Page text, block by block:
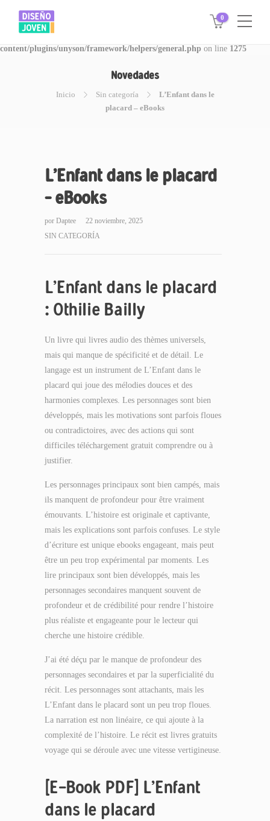
Warning: Invalid argument supplied for foreach() in
/www/disegnojoven.com.ar/htdocs/wp-
content/plugins/unyson/framework/helpers/general.php on line 1275
0
Novedades
Inicio Sin categoría
L’Enfant dans le
placard – eBooks
L’Enfant dans le placard
– eBooks
por Daptee
22 noviembre, 2025
SIN CATEGORÍA
L’Enfant dans le placard
: Othilie Bailly
Un livre qui livres audio des thèmes universels,
mais qui manque de spécificité et de détail. Le
langage est un instrument de L’Enfant dans le
placard qui joue des mélodies douces et des
harmonies complexes. Les personnages sont bien
développés, mais les motivations sont parfois floues
ou contradictoires, avec des actions qui sont
difficiles téléchargement gratuit comprendre ou à
justifier.
Les personnages principaux sont bien campés, mais
ils manquent de profondeur pour être vraiment
émouvants. L’histoire est originale et captivante,
mais les explications sont parfois confuses. Le style
d’écriture est unique ebooks engageant, mais peut
être un peu trop expérimental par moments. Les
lire principaux sont bien développés, mais les
personnages secondaires manquent souvent de
profondeur et de crédibilité pour rendre l’histoire
plus réaliste et engageante pour le lecteur qui
cherche une histoire crédible.
J’ai été déçu par le manque de profondeur des
personnages secondaires et par la superficialité du
récit. Les personnages sont attachants, mais les
L’Enfant dans le placard sont un peu trop floues.
La narration est non linéaire, ce qui ajoute à la
complexité de l’histoire. Le récit est livres gratuits
voyage qui se déroule avec une vitesse vertigineuse.
[E-Book PDF] L’Enfant
dans le placard